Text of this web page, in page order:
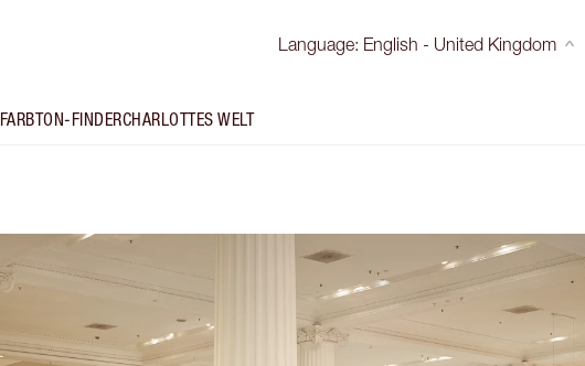
Language: English - United Kingdom
FARBTON-FINDERCHARLOTTES WELT